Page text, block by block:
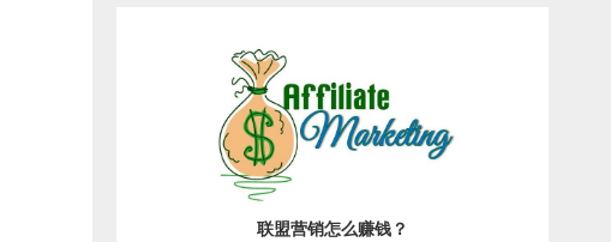
联盟营销怎么赚钱？